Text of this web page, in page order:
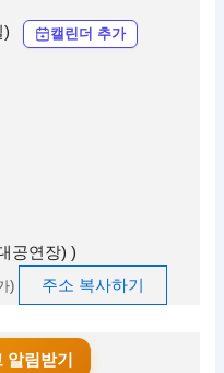
) 캘린더 추가
공연장) )
) 주소 복사하기
알림받기